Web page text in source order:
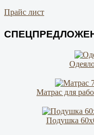
Прайс лист
Матрас для
Подушка